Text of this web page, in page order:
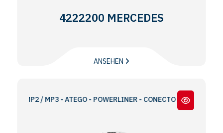
4222200 MERCEDES
ANSEHEN
/ MP3 - ATEGO - POWERLINER - CONECTO - NEOPLAN